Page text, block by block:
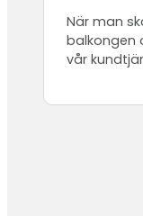
När man
balkongen
vår